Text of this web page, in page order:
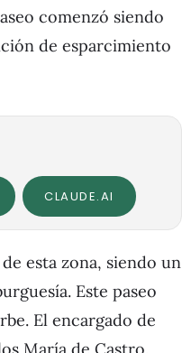
comenzó siendo
de esparcimiento
CLAUDE.AI
esta zona, siendo un
Este paseo
El encargado de